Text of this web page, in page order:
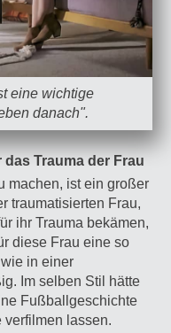
eine wichtige
danach".
Trauma der Frau
machen, ist ein großer
traumatisierten Frau,
ihr Trauma bekämen,
diese Frau eine so
in einer
Im selben Stil hätte
Fußballgeschichte
lassen.